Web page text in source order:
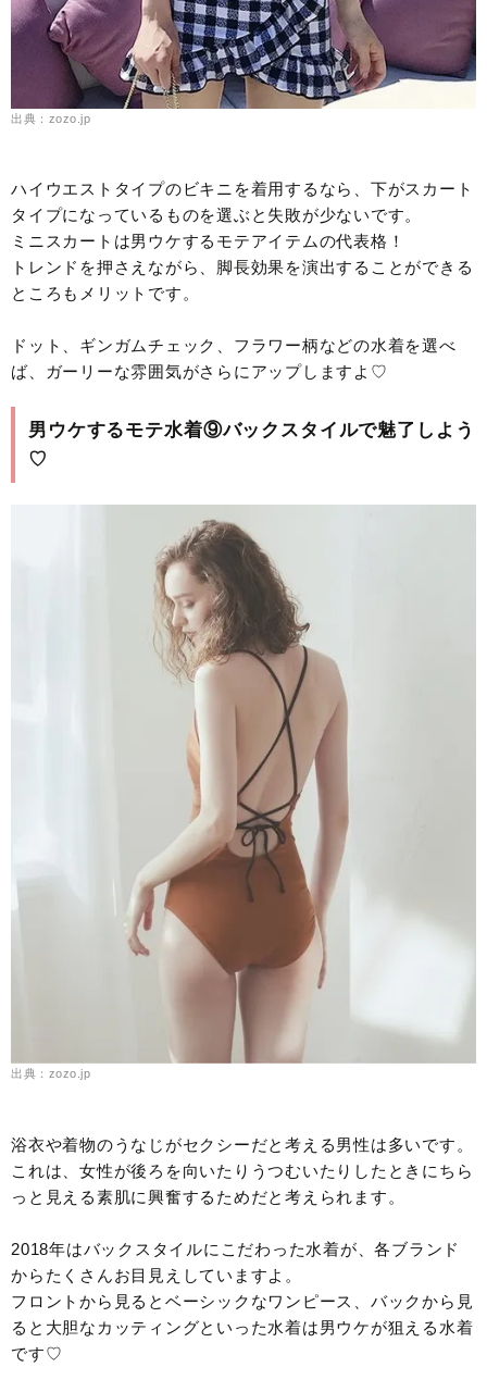
出典：zozo.jp
ハイウエストタイプのビキニを着用するなら、下がスカート
タイプになっているものを選ぶと失敗が少ないです。
ミニスカートは男ウケするモテアイテムの代表格！
トレンドを押さえながら、脚長効果を演出することができる
ところもメリットです。
ドット、ギンガムチェック、フラワー柄などの水着を選べ
ば、ガーリーな雰囲気がさらにアップしますよ♡
男ウケするモテ水着⑨バックスタイルで魅了しよう
♡
出典：zozo.jp
浴衣や着物のうなじがセクシーだと考える男性は多いです。
これは、女性が後ろを向いたりうつむいたりしたときにちら
っと見える素肌に興奮するためだと考えられます。
2018年はバックスタイルにこだわった水着が、各ブランド
からたくさんお目見えしていますよ。
フロントから見るとベーシックなワンピース、バックから見
ると大胆なカッティングといった水着は男ウケが狙える水着
です♡